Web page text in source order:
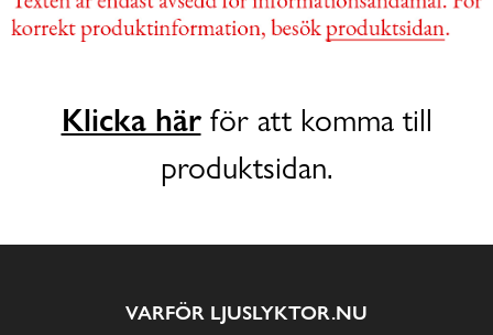
Klicka härför att komma till
produktsidan.
VARFÖR LJUSLYKTOR.NU